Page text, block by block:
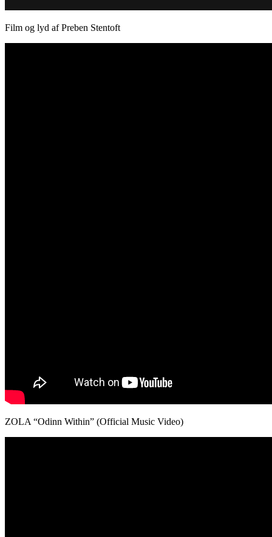
Film og lyd af Preben Stentoft
ZOLA “Odinn Within” (Official Music Video)